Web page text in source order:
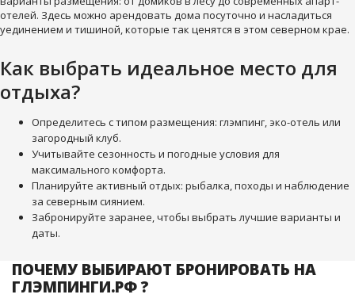
отелей. Здесь можно арендовать дома посуточно и насладиться
уединением и тишиной, которые так ценятся в этом северном крае.
Как выбрать идеальное место для
отдыха?
Определитесь с типом размещения: глэмпинг, эко-отель или
загородный клуб.
Учитывайте сезонность и погодные условия для
максимального комфорта.
Планируйте активный отдых: рыбалка, походы и наблюдение
за северным сиянием.
Забронируйте заранее, чтобы выбрать лучшие варианты и
даты.
ПОЧЕМУ ВЫБИРАЮТ БРОНИРОВАТЬ НА
ГЛЭМПИНГИ.РФ ?